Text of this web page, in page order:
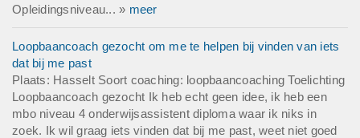
Opleidingsniveau... » meer
Loopbaancoach gezocht om me te helpen bij vinden van iets
dat bij me past
Plaats: Hasselt Soort coaching: loopbaancoaching Toelichting
Loopbaancoach gezocht Ik heb echt geen idee, ik heb een
mbo niveau 4 onderwijsassistent diploma waar ik niks in
zoek. Ik wil graag iets vinden dat bij me past, weet niet goed